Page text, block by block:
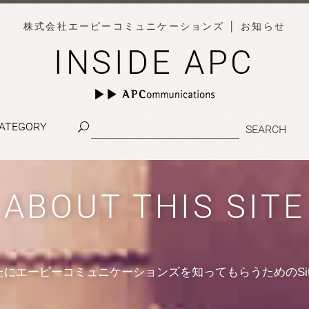
株式会社エーピーコミュニケーションズ │ お知らせ
INSIDE APC
ABOUT THIS SITE
にエーピーコミュニケーションズを知ってもらうための